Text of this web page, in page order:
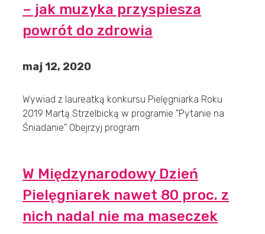
– jak muzyka przyspiesza
powrót do zdrowia
maj 12, 2020
Wywiad z laureatką konkursu Pielęgniarka Roku
2019 Martą Strzelbicką w programie "Pytanie na
Śniadanie" Obejrzyj program
W Międzynarodowy Dzień
Pielęgniarek nawet 80 proc. z
nich nadal nie ma maseczek